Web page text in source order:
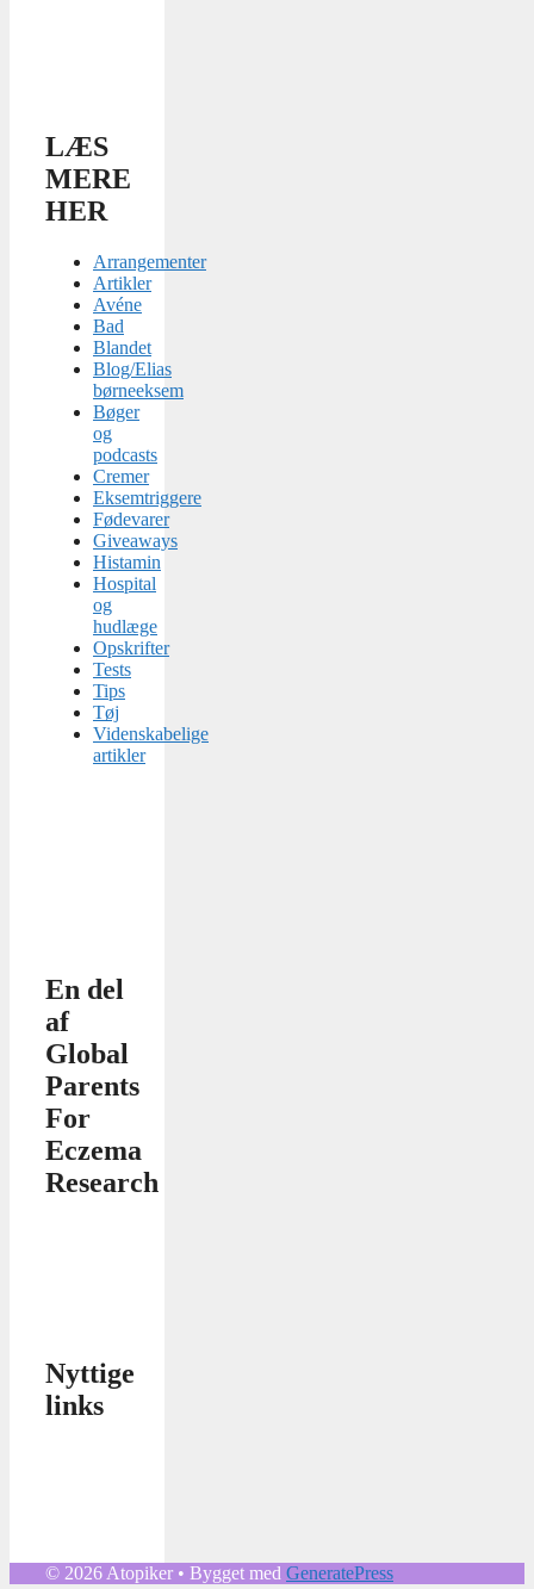
LÆS
MERE
HER
Arrangementer
Artikler
Avéne
Bad
Blandet
Blog/Elias
børneeksem
Bøger
og
podcasts
Cremer
Eksemtriggere
Fødevarer
Giveaways
Histamin
Hospital
og
hudlæge
Opskrifter
Tests
Tips
Tøj
Videnskabelige
artikler
En del
af
Global
Parents
For
Eczema
Research
Nyttige
links
© 2026 Atopiker • Bygget med GeneratePress